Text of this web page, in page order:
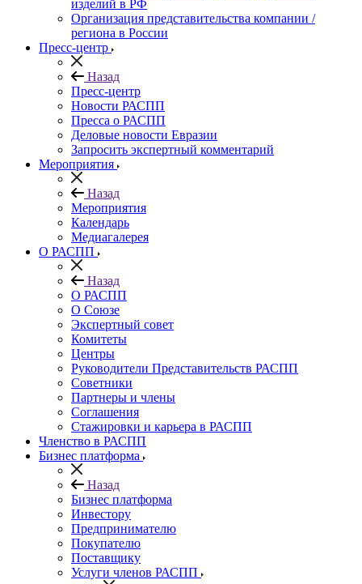
изделий в РФ
Организация представительства компании /
региона в России
Пресс-центр
Назад
Пресс-центр
Новости РАСПП
Пресса о РАСПП
Деловые новости Евразии
Запросить экспертный комментарий
Мероприятия
Назад
Мероприятия
Календарь
Медиагалерея
О РАСПП
Назад
О РАСПП
О Союзе
Экспертный совет
Комитеты
Центры
Руководители Представительств РАСПП
Советники
Партнеры и члены
Соглашения
Стажировки и карьера в РАСПП
Членство в РАСПП
Бизнес платформа
Назад
Бизнес платформа
Инвестору
Предпринимателю
Покупателю
Поставщику
Услуги членов РАСПП